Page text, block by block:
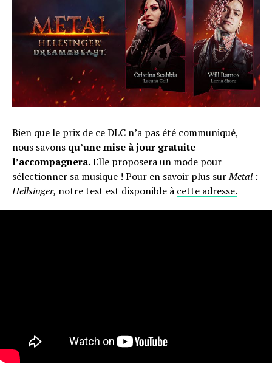
Bien que le prix de ce DLC n’a pas été communiqué,
nous savons qu’une mise à jour gratuite
l’accompagnera.Elle proposera un mode pour
sélectionner sa musique ! Pour en savoir plus surMetal :
Hellsinger, notre test est disponible à cette adresse.